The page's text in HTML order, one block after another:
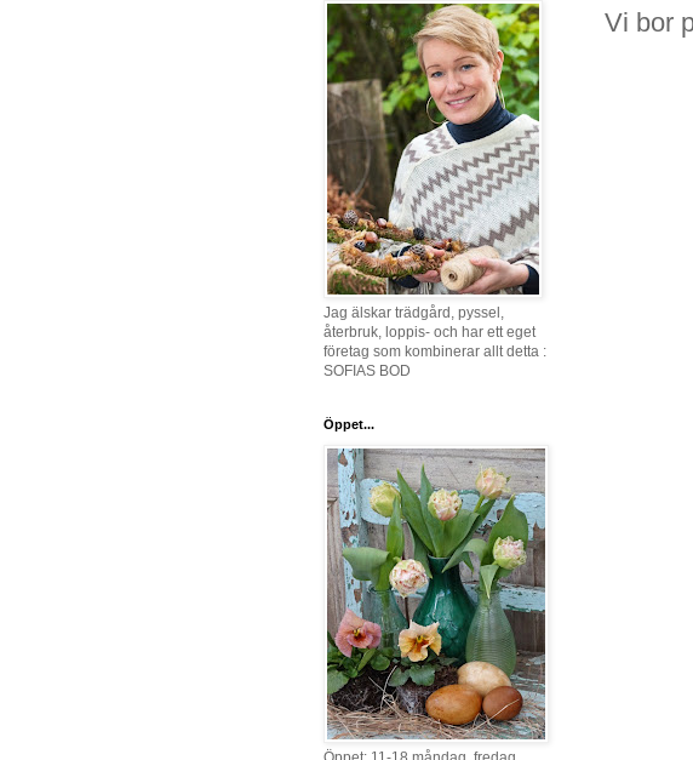
Vi bor
Jag älskar trädgård, pyssel,
återbruk, loppis- och har ett eget
företag som kombinerar allt detta :
SOFIAS BOD
Öppet...